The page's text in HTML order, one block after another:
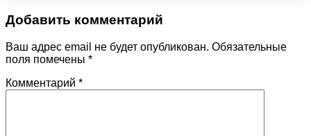
Добавить комментарий
Ваш адрес email не будет опубликован. Обязательные
поля помечены *
Комментарий *